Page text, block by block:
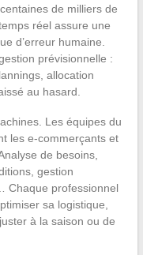
de milliers de
réel assure une
d’erreur humaine.
prévisionnelle :
allocation
au hasard.
Les équipes du
les e-commerçants et
de besoins,
gestion
Chaque professionnel
sa logistique,
à la saison ou de